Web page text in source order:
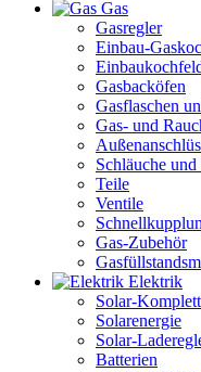
Gas
Gasregler
Einbau-
Gasbacköfen
Gasflaschen
Gas- und
Schläuche
Teile
Ventile
Gas-Zubehör
Elektrik
Solar-
Solarenergie
Solar-
Batterien